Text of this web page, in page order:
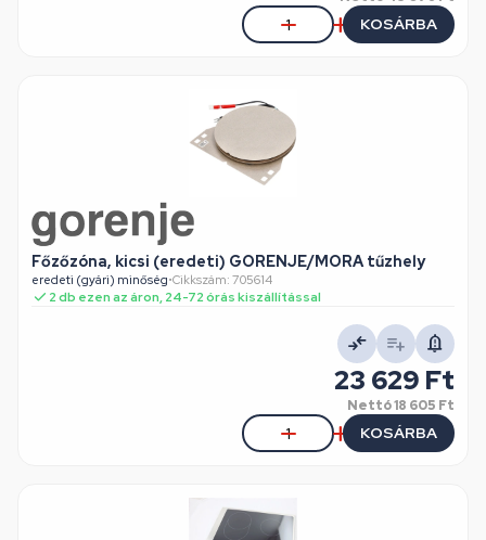
KOSÁRBA
Főzőzóna, kicsi (eredeti) GORENJE/MORA tűzhely
eredeti (gyári) minőség•Cikkszám: 705614
2 db ezen az áron, 24-72 órás kiszállítással
23 629 Ft
Nettó18 605 Ft
KOSÁRBA